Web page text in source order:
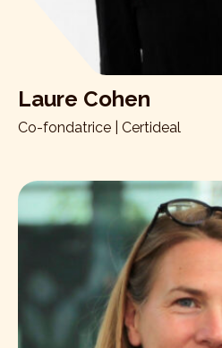
Laure Cohen
Co-fondatrice | Certideal